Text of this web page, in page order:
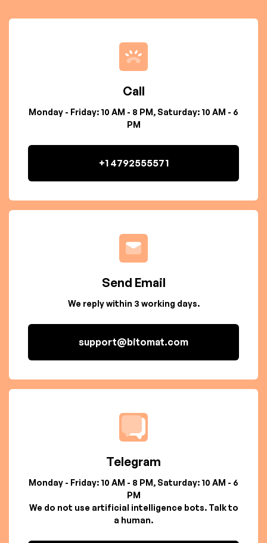
Call
Monday - Friday: 10 AM - 8 PM, Saturday: 10 AM - 6
PM
+1 4792555571
Send Email
We reply within 3 working days.
support@bitomat.com
Telegram
Monday - Friday: 10 AM - 8 PM, Saturday: 10 AM - 6
PM
We do not use artificial intelligence bots. Talk to
a human.